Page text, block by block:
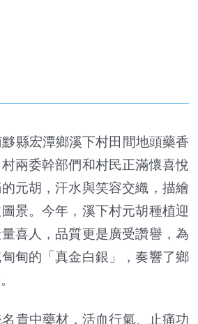
縣宏潭鄉溪下村田間地頭藥香
兩委幹部們和村民正滿懷喜悅
元胡，汗水與笑容交織，描繪
景。今年，溪下村元胡種植迎
喜人，品質更是廣受讚譽，為
甸的「真金白銀」，奏響了鄉
貴中藥材，活血行氣、止痛功